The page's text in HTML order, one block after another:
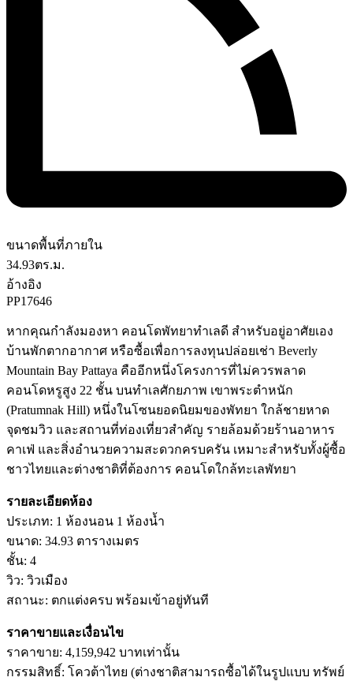
ขนาดพื้นที่ภายใน
34.93ตร.ม.
อ้างอิง
PP17646
หากคุณกำลังมองหา คอนโดพัทยาทำเลดี สำหรับอยู่อาศัยเอง
บ้านพักตากอากาศ หรือซื้อเพื่อการลงทุนปล่อยเช่า Beverly
Mountain Bay Pattaya คืออีกหนึ่งโครงการที่ไม่ควรพลาด
คอนโดหรูสูง 22 ชั้น บนทำเลศักยภาพ เขาพระตำหนัก
(Pratumnak Hill) หนึ่งในโซนยอดนิยมของพัทยา ใกล้ชายหาด
จุดชมวิว และสถานที่ท่องเที่ยวสำคัญ รายล้อมด้วยร้านอาหาร
คาเฟ่ และสิ่งอำนวยความสะดวกครบครัน เหมาะสำหรับทั้งผู้ซื้อ
ชาวไทยและต่างชาติที่ต้องการ คอนโดใกล้ทะเลพัทยา
รายละเอียดห้อง
ประเภท: 1 ห้องนอน 1 ห้องน้ำ
ขนาด: 34.93 ตารางเมตร
ชั้น: 4
วิว: วิวเมือง
สถานะ: ตกแต่งครบ พร้อมเข้าอยู่ทันที
ราคาขายและเงื่อนไข
ราคาขาย: 4,159,942 บาทเท่านั้น
กรรมสิทธิ์: โควต้าไทย (ต่างชาติสามารถซื้อได้ในรูปแบบ ทรัพย์